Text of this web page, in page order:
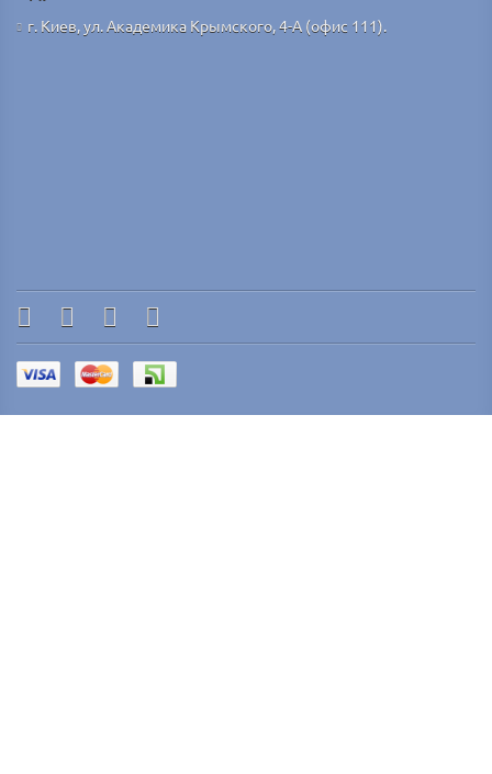
г. Киев, ул. Академика Крымского, 4-А (офис 111).